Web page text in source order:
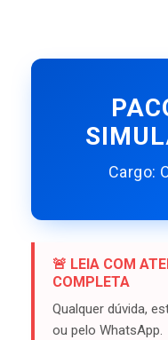
Cargo:
🚨 LEIA COM
COMPLETA
Qualquer dúvida,
ou pelo WhatsApp.